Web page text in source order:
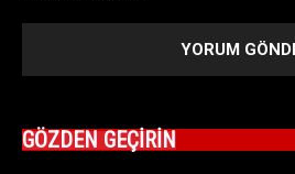
GÖZDEN GEÇİRİN